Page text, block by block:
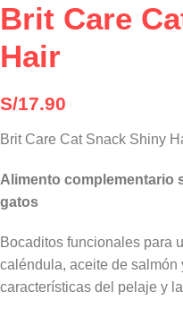
Brit Care
Hair
S/17.90
Brit Care Cat Snack Shiny
Alimento complementario
gatos
Bocaditos funcionales para
caléndula, aceite de
características del pelaje y